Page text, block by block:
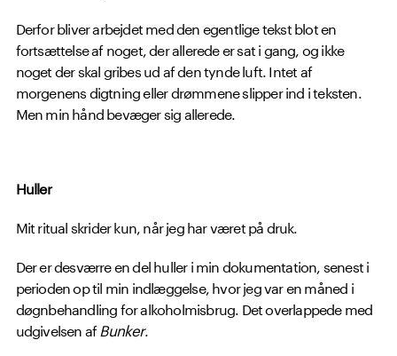
Derfor bliver arbejdet med den egentlige tekst blot en
fortsættelse af noget, der allerede er sat i gang, og ikke
noget der skal gribes ud af den tynde luft. Intet af
morgenens digtning eller drømmene slipper ind i teksten.
Men min hånd bevæger sig allerede.
Huller
Mit ritual skrider kun, når jeg har været på druk.
Der er desværre en del huller i min dokumentation, senest i
perioden op til min indlæggelse, hvor jeg var en måned i
døgnbehandling for alkoholmisbrug. Det overlappede med
udgivelsen afBunker.